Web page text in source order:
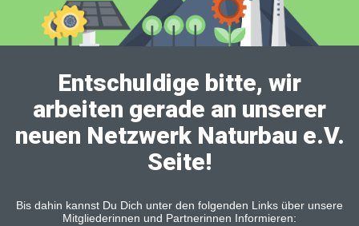
Entschuldige bitte, wir
arbeiten gerade an unserer
neuen Netzwerk Naturbau e.V.
Seite!
Bis dahin kannst Du Dich unter den folgenden Links über unsere
Mitgliederinnen und Partnerinnen Informieren: